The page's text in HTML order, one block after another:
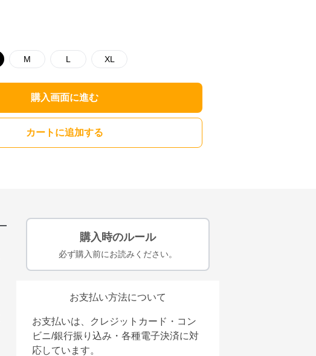
M L XL
購入画面に進む
カートに追加する
購入時のルール
必ず購入前にお読みください。
お支払い方法について
お支払いは、クレジットカード・コン
ビニ/銀行振り込み・各種電子決済に対
応しています。